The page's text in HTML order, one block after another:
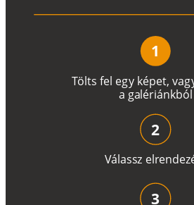
Tölts fel egy képet, vag
a galériánkból
1
Válassz elrendez
2
3